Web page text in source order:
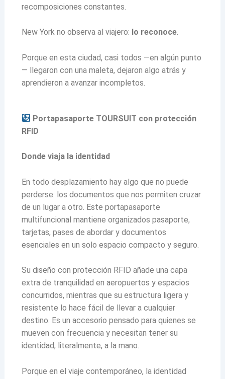
recomposiciones constantes.
New York no observa al viajero: lo reconoce.
Porque en esta ciudad, casi todos —en algún punto
— llegaron con una maleta, dejaron algo atrás y
aprendieron a avanzar incompletos.
Portapasaporte TOURSUIT con protección
RFID
Donde viaja la identidad
En todo desplazamiento hay algo que no puede
perderse: los documentos que nos permiten cruzar
de un lugar a otro. Este portapasaporte
multifuncional mantiene organizados pasaporte,
tarjetas, pases de abordar y documentos
esenciales en un solo espacio compacto y seguro.
Su diseño con protección RFID añade una capa
extra de tranquilidad en aeropuertos y espacios
concurridos, mientras que su estructura ligera y
resistente lo hace fácil de llevar a cualquier
destino. Es un accesorio pensado para quienes se
mueven con frecuencia y necesitan tener su
identidad, literalmente, a la mano.
Porque en el viaje contemporáneo, la identidad